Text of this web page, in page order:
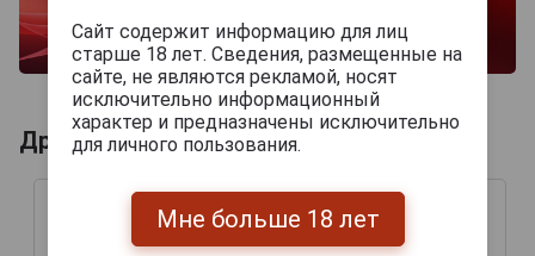
Другие продукты бренда PRINCIPLE
Сайт содержит информацию для лиц
старше 18 лет. Сведения, размещенные на
сайте, не являются рекламой, носят
исключительно информационный
характер и предназначены исключительно
для личного пользования.
Мне больше 18 лет